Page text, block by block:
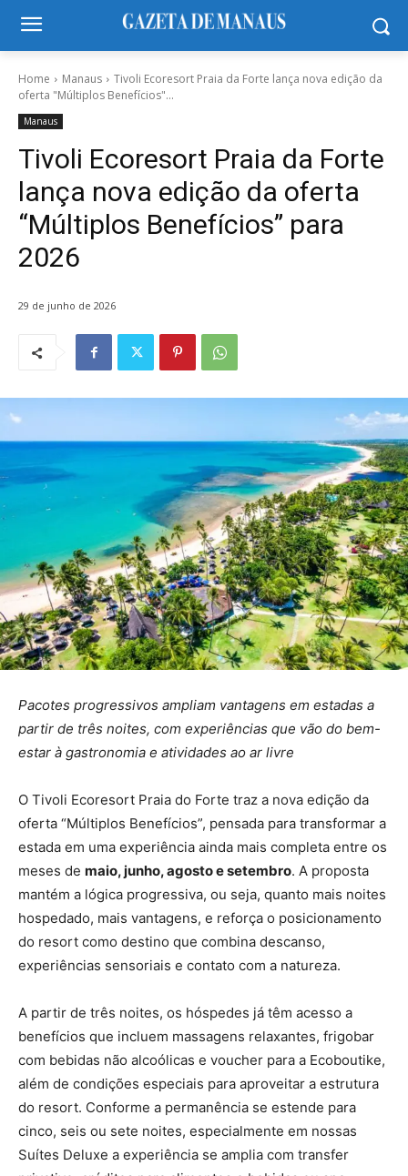
Home Manaus
Tivoli Ecoresort Praia da Forte lança nova edição da
oferta "Múltiplos Benefícios"...
Manaus
Tivoli Ecoresort Praia da Forte
lança nova edição da oferta
“Múltiplos Benefícios” para
2026
29 de junho de 2026
Pacotes progressivos ampliam vantagens em estadas a
partir de três noites, com experiências que vão do bem-
estar à gastronomia e atividades ao ar livre
O Tivoli Ecoresort Praia do Forte traz a nova edição da
oferta “Múltiplos Benefícios”, pensada para transformar a
estada em uma experiência ainda mais completa entre os
meses de maio, junho, agosto e setembro. A proposta
mantém a lógica progressiva, ou seja, quanto mais noites
hospedado, mais vantagens, e reforça o posicionamento
do resort como destino que combina descanso,
experiências sensoriais e contato com a natureza.
A partir de três noites, os hóspedes já têm acesso a
benefícios que incluem massagens relaxantes, frigobar
com bebidas não alcoólicas e voucher para a Ecoboutike,
além de condições especiais para aproveitar a estrutura
do resort. Conforme a permanência se estende para
cinco, seis ou sete noites, especialmente em nossas
Suítes Deluxe a experiência se amplia com transfer